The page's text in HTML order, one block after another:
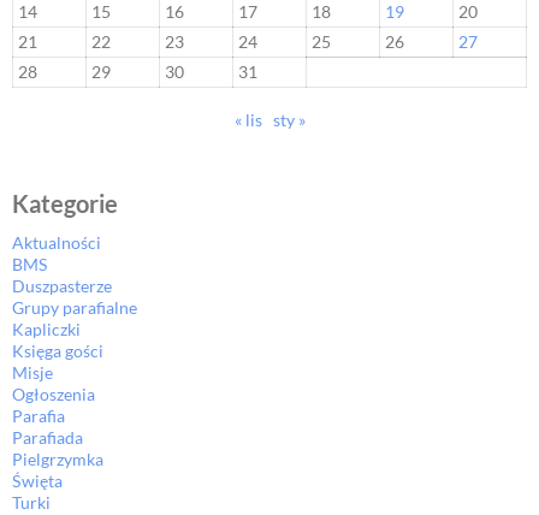
14
15 16 17 18 19
20
21
22 23 24 25 26
27
28
29 30 31
« lis sty »
Kategorie
Aktualności
BMS
Duszpasterze
Grupy parafialne
Kapliczki
Księga gości
Misje
Ogłoszenia
Parafia
Parafiada
Pielgrzymka
Święta
Turki